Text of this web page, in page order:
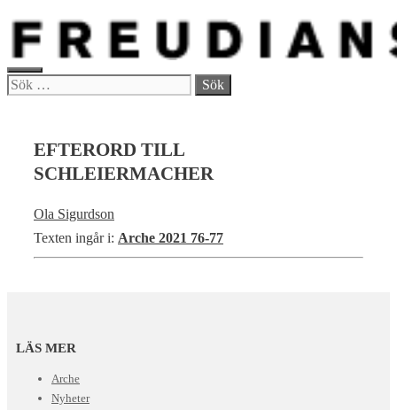
Hoppa
innehåll
MENY
Sök
EFTERORD TILL
SCHLEIERMACHER
Ola Sigurdson
Texten ingår i: Arche 2021 76-77
LÄS MER
Arche
Nyheter